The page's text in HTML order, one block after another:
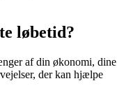
løbetid?
af din økonomi, dine
der kan hjælpe